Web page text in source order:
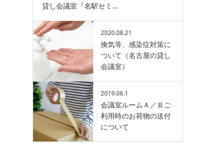
貸し会議室『名駅セミ…
2020.08.21
換気等、感染症対策に
ついて（名古屋の貸し
会議室）
2019.06.1
会議室ルームＡ／Ｂご
利用時のお荷物の送付
について